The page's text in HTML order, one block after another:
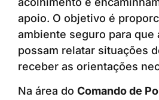
apoio. O objetivo é
ambiente seguro para que
possam relatar situações
receber as orientações
Na área do Comando de